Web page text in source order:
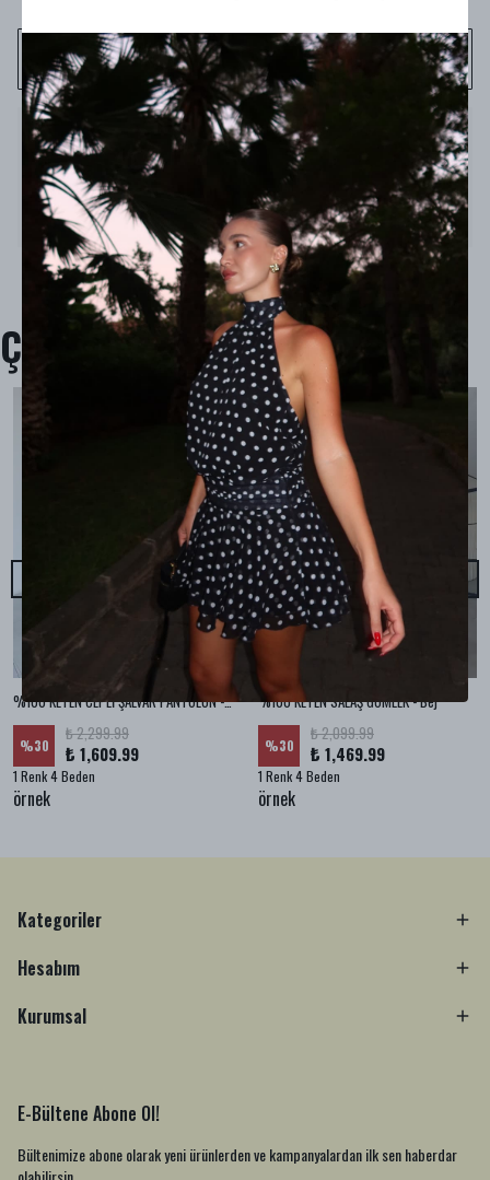
WHATSAPP
Ürün Açıklaması
Model Ölçüleri : 167cm/53kg
Modelin Beden : XS beden
Ürün İçeriği : -
Ürün Boyu : -
Çok Satanlar
%100 KETEN CEPLİ ŞALVAR PANTOLON - Bej
%30
₺ 2,299.99
₺ 1,609.99
1 Renk 4 Beden
örnek
%100 KETEN SALAŞ GÖMLEK - Bej
%30
₺ 2,099.99
₺ 1,469.99
1 Renk 4 Beden
örnek
Kategoriler
Hesabım
Kurumsal
E-Bültene Abone Ol!
Bültenimize abone olarak yeni ürünlerden ve kampanyalardan ilk sen haberdar